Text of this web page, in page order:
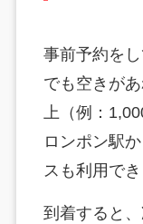
事前予約を
でも空きが
上（例：
ロンポン駅
スも利用でき
到着すると